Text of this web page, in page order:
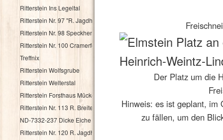
Ritterstein Ins Legeltal
Ritterstein Nr. 97 "R. Jagdhaus"
Ritterstein Nr. 98 Speckhenrich
Ritterstein Nr. 100 Cramerfels
Treffnix
Ritterstein Wolfsgrube
Ritterstein Welterstal
Ritterstein Forsthaus Mückenwies
Ritterstein Nr. 113 R. Breitenstein 500 Schr.
ND-7332-237 Dicke Eiche
Ritterstein Nr. 120 R. Jagdhaus Breitscheid
Der Platz um die
Hinweis: es ist geplant, im
zu fällen, um den